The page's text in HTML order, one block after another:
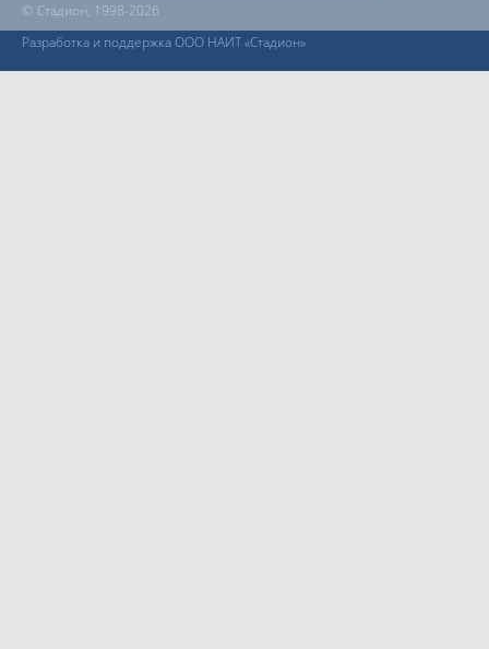
© Стадион, 1998-2026
Разработка и поддержка ООО НАИТ «Стадион»